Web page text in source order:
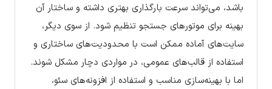
باشد، می‌تواند سرعت بارگذاری بهتری داشته و ساختار آن
بهینه برای موتورهای جستجو تنظیم شود. از سوی دیگر،
سایت‌های آماده ممکن است با محدودیت‌های ساختاری و
استفاده از قالب‌های عمومی، در مواردی دچار مشکل شوند.
اما با بهینه‌سازی مناسب و استفاده از افزونه‌های سئو،